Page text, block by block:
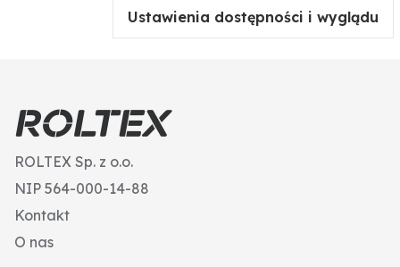
Ustawienia dostępności i wyglądu
ROLTEX Sp. z o.o.
NIP 564-000-14-88
Kontakt
O nas